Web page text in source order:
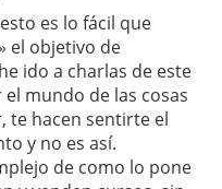
es lo fácil que
el objetivo de
ido a charlas de este
mundo de las cosas
te hacen sentirte el
y no es así.
de como lo pone